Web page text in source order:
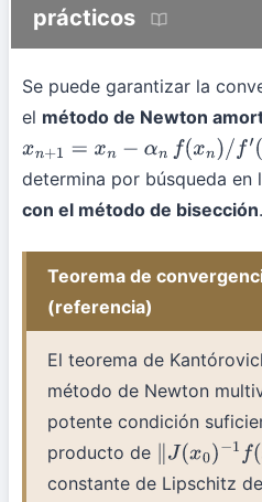
prácticos
Se puede garantizar la
el método de Newton
xn+1=xn −αnf( xn)/ f′(xn)
determina por búsqueda en
con el método de bisección.
Teorema de
(referencia)
El teorema de
método de Newton
potente condición
producto de
J( x0)− f(x
constante de Lipschitz